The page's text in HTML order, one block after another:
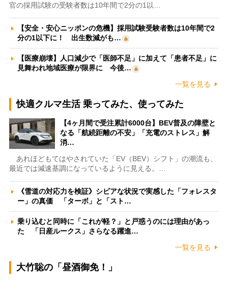
官の採用試験の受験者数は10年間で2分の1以…
【安全・安心ニッポンの危機】採用試験受験者数は10年間で2
分の1以下に！ 出生数減がも…
【医療崩壊】人口減少で「医師不足」に加えて「患者不足」に
見舞われ地域医療が限界に 今後…
一覧を見る
快適クルマ生活 乗ってみた、使ってみた
【4ヶ月間で受注累計6000台】BEV普及の障壁と
なる「航続距離の不安」「充電のストレス」解
消…
あれほどもてはやされていた「EV（BEV）シフト」の潮流も、
最近では減速基調になっているように見える。…
《雪道の対応力を検証》シビアな状況で実感した「フォレスタ
ー」の真価 「ターボ」と「スト…
乗り込むと同時に「これが軽？」と戸惑うのには理由があっ
た 「日産ルークス」さらなる躍進…
一覧を見る
大竹聡の「昼酒御免！」